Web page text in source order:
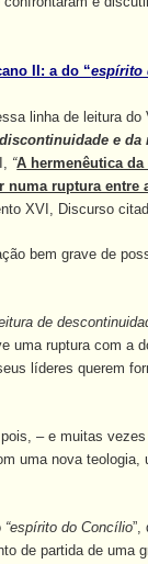
II: a do “espírito
linha de leitura do
e da
“A hermenêutica
numa ruptura entre
XVI, Discurso
bem grave de
de
uma ruptura com a
líderes querem
– e muitas
uma nova teologia,
“espírito do Concílio”,
de partida de uma